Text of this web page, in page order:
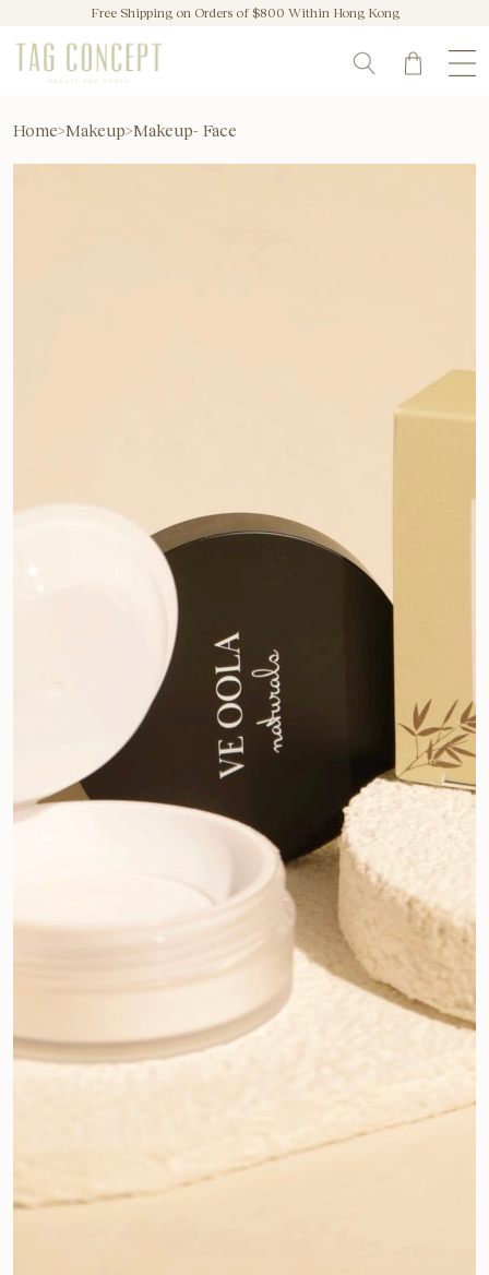
Free Shipping on Orders of $800 Within Hong Kong
Home>Makeup>Makeup- Face